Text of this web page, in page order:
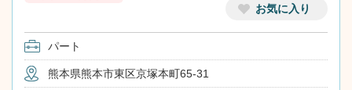
お気に入り
パート
熊本県熊本市東区京塚本町65-31